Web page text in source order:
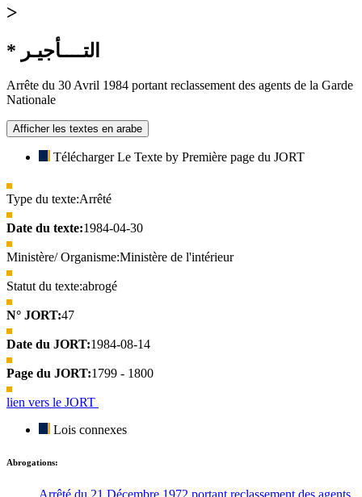
>
* التــــأجيـر
Arrête du 30 Avril 1984 portant reclassement des agents de la Garde
Nationale
Afficher les textes en arabe
Télécharger Le Texte by Première page du JORT
Type du texte:Arrêté
Date du texte:1984-04-30
Ministère/ Organisme:Ministère de l'intérieur
Statut du texte:abrogé
N° JORT:47
Date du JORT:1984-08-14
Page du JORT:1799 - 1800
lien vers le JORT
Lois connexes
Abrogations:
Arrêté du 21 Décembre 1972 portant reclassement des agents